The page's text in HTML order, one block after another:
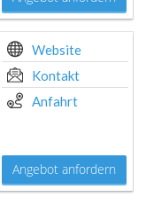
Website
Kontakt
Anfahrt
Angebot anfordern